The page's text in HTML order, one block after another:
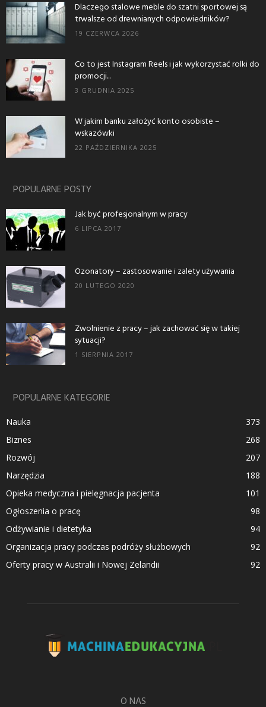
Dlaczego stalowe meble do szatni sportowej są
trwalsze od drewnianych odpowiedników?
19 CZERWCA 2026
Co to jest Instagram Reels i jak wykorzystać rolki do
promocji...
3 GRUDNIA 2025
W jakim banku założyć konto osobiste –
wskazówki
22 PAŹDZIERNIKA 2025
POPULARNE POSTY
Jak być profesjonalnym w pracy
6 LIPCA 2017
Ozonatory – zastosowanie i zalety używania
20 LUTEGO 2020
Zwolnienie z pracy – jak zachować się w takiej
sytuacji?
1 SIERPNIA 2017
POPULARNE KATEGORIE
Nauka
373
Biznes
268
Rozwój
207
Narzędzia
188
Opieka medyczna i pielęgnacja pacjenta
101
Ogłoszenia o pracę
98
Odżywianie i dietetyka
94
Organizacja pracy podczas podróży służbowych
92
Oferty pracy w Australii i Nowej Zelandii
92
O NAS